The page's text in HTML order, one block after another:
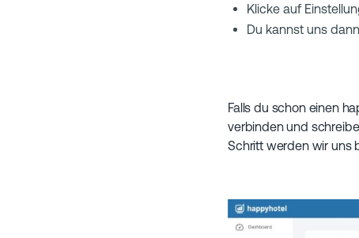
Klicke auf
Du kannst uns
Falls du schon einen
verbinden und
Schritt werden wir uns